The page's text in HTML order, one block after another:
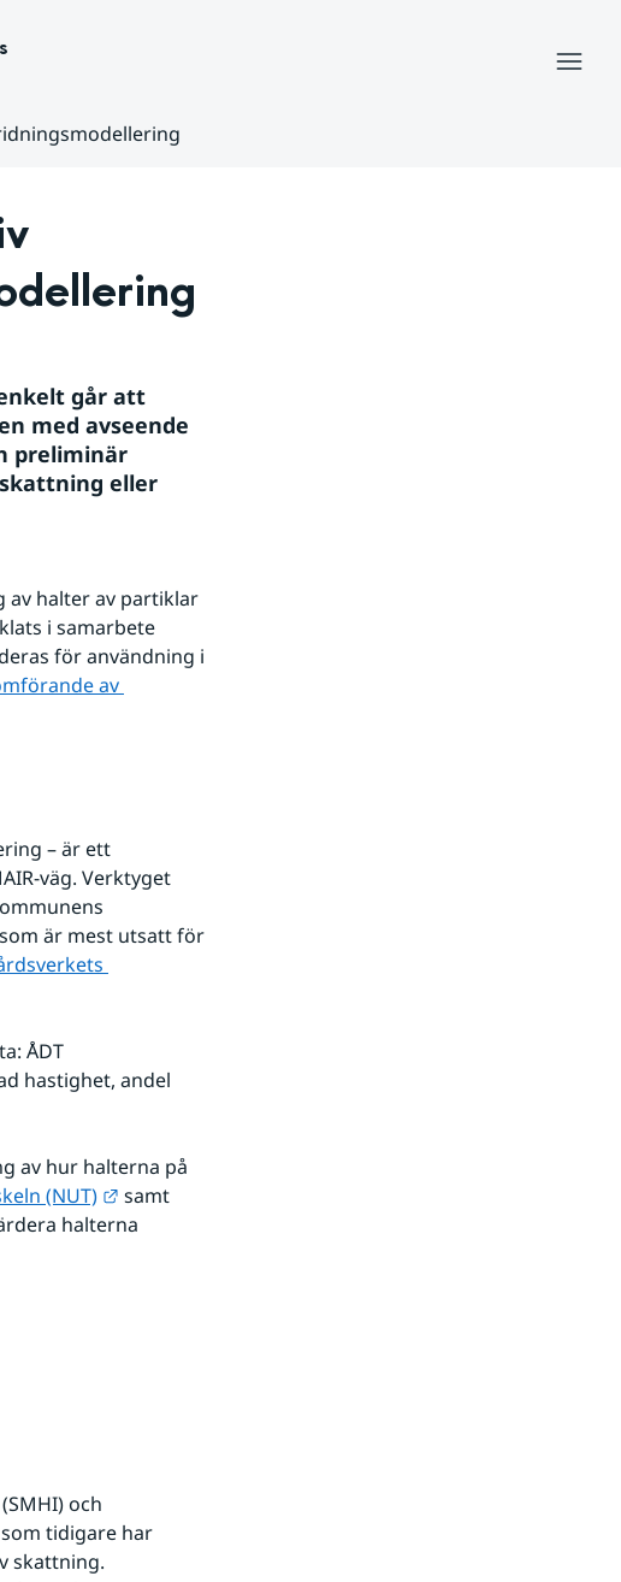
går att
med avseende
preliminär
eller
av halter av partiklar
i samarbete
för användning i
av
webbplats.
– är ett
väg. Verktyget
är mest utsatt för
webbplats.
ÅDT
hastighet, andel
av hur halterna på
(NUT) Länk till annan webbplats.
samt
halterna
och
tidigare har
skattning.